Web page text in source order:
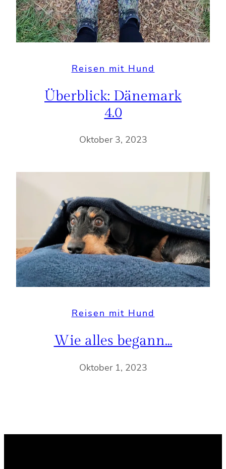
Reisen mit Hund
Überblick: Dänemark
4.0
Oktober 3, 2023
Reisen mit Hund
Wie alles begann…
Oktober 1, 2023